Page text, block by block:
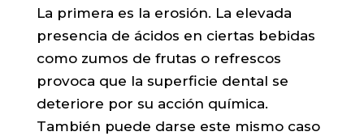
La primera es la erosión. La elevada
presencia de ácidos en ciertas bebidas
como zumos de frutas o refrescos
provoca que la superficie dental se
deteriore por su acción química.
También puede darse este mismo caso